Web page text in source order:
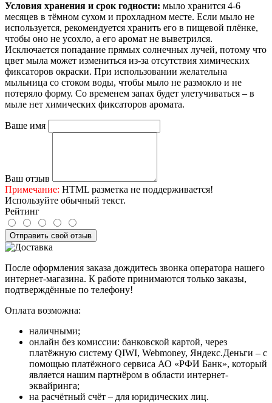
Условия хранения и срок годности: мыло хранится 4-6
месяцев в тёмном сухом и прохладном месте. Если мыло не
используется, рекомендуется хранить его в пищевой плёнке,
чтобы оно не усохло, а его аромат не выветрился.
Исключается попадание прямых солнечных лучей, потому что
цвет мыла может измениться из-за отсутствия химических
фиксаторов окраски. При использовании желательна
мыльница со стоком воды, чтобы мыло не размокло и не
потеряло форму. Со временем запах будет улетучиваться – в
мыле нет химических фиксаторов аромата.
Ваше имя
Ваш отзыв
Примечание: HTML разметка не поддерживается!
Используйте обычный текст.
Рейтинг
Отправить свой отзыв
После оформления заказа дождитесь звонка оператора нашего
интернет-магазина. К работе принимаются только заказы,
подтверждённые по телефону!
Оплата возможна:
наличными;
онлайн без комиссии: банковской картой, через
платёжную систему QIWI, Webmoney, Яндекс.Деньги – с
помощью платёжного сервиса АО «РФИ Банк», который
является нашим партнёром в области интернет-
эквайринга;
на расчётный счёт – для юридических лиц.